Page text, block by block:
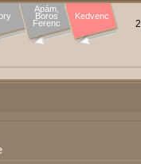
Apám,
Boros
Ferenc
Kedvenc